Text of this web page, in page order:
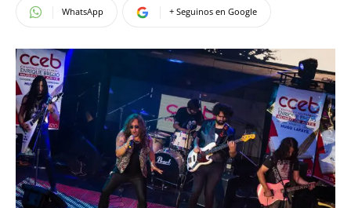
WhatsApp + Seguinos en Google